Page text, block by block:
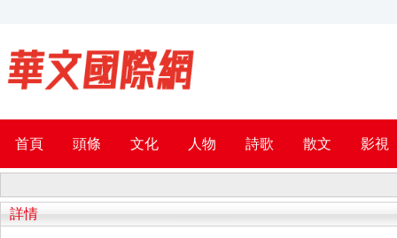
首頁 頭條 文化 人物 詩歌 散文 影視
詳情